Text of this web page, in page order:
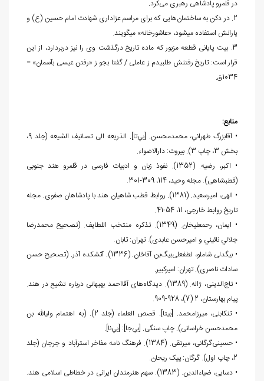
در قلمرو پادشاهی رهبری می‌کرد.
2. در دکن به‏ ساختمان‌هایی که برای مراسم عزاداری‏ شهادت امام حسین (ع) و
یارانش استفاده می‏شود، «عاشورخانه» می‎‏گویند.
3. بیت پایانی قطعه مزبور که ماده تاریخ درگذشت وی را نیز دربردارد، از این
قرار است: تاریخ رفتنش طلبیدم ز عاملی / گفتا بجو ز «رفتن عیسی بآسمان» =
1034ق.
منابع:
• آقابزرگ طهراني، محمدمحسن. [بي‌تا]. الذریعه الی تصانیف الشیعه (جلد 9،
بخش 3، چاپ 3). بیروت: دارالاضواء.
• اکبر، رضیه. (1352). نفوذ زبان و ادبیات فارسی در قلمرو هند جنوبی
(قطب‏شاهی). مجله وحید، 114، 309-301.
• الهی، امیرسعيد. (1381). روابط قطب شاهیان هند با پادشاهان صفوی. مجله
تاریخ روابط خارجی، 11، 54-41.
• ایمان، رحم‏علی‏خان. (1349). تذکره منتخب ‌اللطایف. (تصحیح محمدرضا
جلالي نائيني و امیرحسن عابدی). تهران: تابان.
• بیگدلی شاملو، لطفعلی‌بیگ‌بن آقاخان. (1336). آتشکده آذر. (تصحیح حسن
سادات ناصری). تهران: امیرکبیر.
• تاج‌الدینی، ژاله. (1389). دیدگاه‌های آقااحمد بهبهانی درباره تشیع در هند.
پیام بهارستان، 2 (7)، 928-909.
• تنکابنی، میرزامحمد. [بی‏تا]. قصص العلماء (جلد 2). (به اهتمام ولی‏الله بن
محمدحسن خراسانی). چاپ سنگی. [بي‌جا]: [بي‌نا].
• حسینی‌گرگانی، میرتقی. (1384). فرهنگ نامه مفاخر استرآباد و جرجان (جلد
2، چاپ اول). گرگان: پیک ریحان.
• دسایی، ضیاءالدین. (1383). سهم هنرمندان ایرانی در خطاطی اسلامی هند.